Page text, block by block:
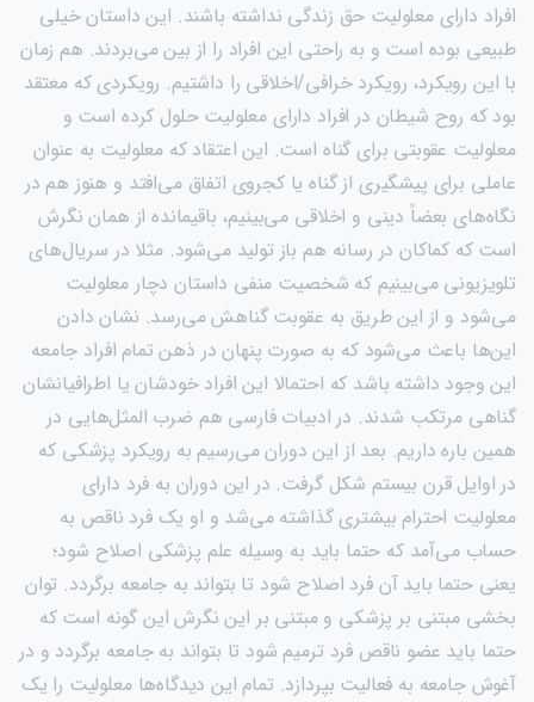
افراد دارای معلولیت حق زندگی نداشته باشند. این داستان خیلی
طبیعی بوده است و به راحتی این افراد را از بین می‌بردند. هم زمان
با این رویکرد، رویکرد خرافی/اخلاقی را داشتیم. رویکردی که معتقد
بود که روح شیطان در افراد دارای معلولیت حلول کرده است و
معلولیت عقوبتی برای گناه است. این اعتقاد که معلولیت به عنوان
عاملی برای پیشگیری از گناه یا کجروی اتفاق می‌افتد و هنوز هم در
نگاه‌های بعضاً دینی و اخلاقی می‌بینیم، باقیمانده از همان نگرش
است که کماکان در رسانه هم باز تولید می‌شود. مثلا در سریال‌های
تلویزیونی می‌بینیم که شخصیت منفی داستان دچار معلولیت
می‌شود و از این طریق به عقوبت گناهش می‌رسد. نشان دادن
این‌ها باعث می‌شود که به صورت پنهان در ذهن تمام افراد جامعه
این وجود داشته باشد که احتمالا این افراد خودشان یا اطرافیانشان
گناهی مرتکب شدند. در ادبیات فارسی هم ضرب المثل‌هایی در
همین باره داریم. بعد از این دوران می‌رسیم به رویکرد پزشکی که
در اوایل قرن بیستم شکل گرفت. در این دوران به فرد دارای
معلولیت احترام بیشتری گذاشته می‌شد و او یک فرد ناقص به
حساب می‌آمد که حتما باید به وسیله علم پزشکی اصلاح شود؛
یعنی حتما باید آن فرد اصلاح شود تا بتواند به جامعه برگردد. توان
بخشی مبتنی بر پزشکی و مبتنی بر این نگرش این گونه است که
حتما باید عضو ناقص فرد ترمیم شود تا بتواند به جامعه برگردد و در
آغوش جامعه به فعالیت بپردازد. تمام این دیدگاه‌ها معلولیت را یک